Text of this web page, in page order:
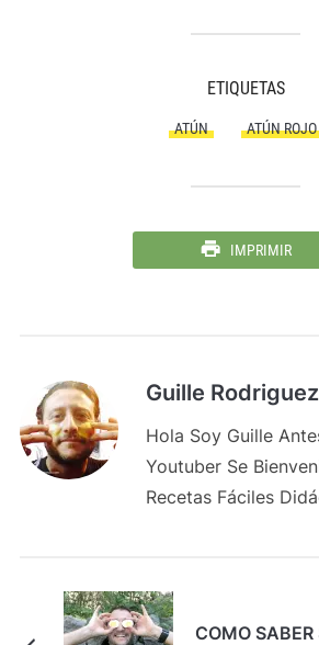
ETIQUETAS
ATÚN ATÚN ROJO
IMPRIMIR
Guille Rodriguez
Hola Soy Guille
Youtuber Se
Recetas Fáciles
COMO SABER